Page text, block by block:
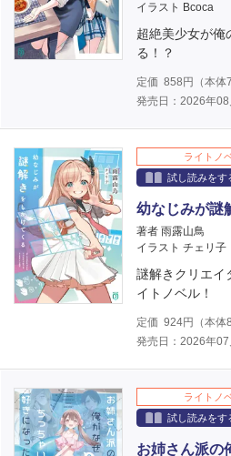
イラスト Bcoca
超絶美少女が俺
る！？
定価 858 円（本体
発売日：2026年08
ライトノ
試し読みをす
幼なじみが謎
著者 雨露山鳥
イラスト チェリ子
謎解きクリエイ
イトノベル！
定価 924円（本体
発売日：2026年07
ライトノ
試し読みをす
お姉さん派の